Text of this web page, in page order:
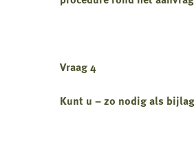
Vraag 4
Kunt u – zo nodig als